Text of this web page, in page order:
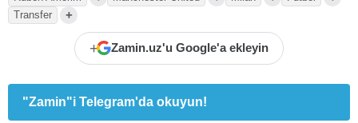
Transfer +
+ Zamin.uz'u Google'a ekleyin
"Zamin"i Telegram'da okuyun!